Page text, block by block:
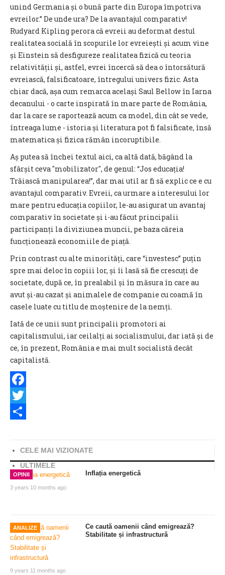
unind Germania și o bună parte din Europa împotriva
evreilor.” De unde ura? De la avantajul comparativ!
Rudyard Kipling perora că evreii au deformat destul
realitatea socială în scopurile lor evreiești și acum vine
și Einstein să desfigureze realitatea fizică cu teoria
relativității și, astfel, evrei încercă să dea o întorsătură
evreiască, falsificatoare, întregului univers fizic. Asta
chiar dacă, așa cum remarca același Saul Bellow în Iarna
decanului - o carte inspirată în mare parte de România,
dar la care se raportează acum ca model, din cât se vede,
întreaga lume - istoria și literatura pot fi falsificate, însă
matematica și fizica rămân incoruptibile.
Aș putea să închei textul aici, ca altă dată, băgând la
sfârșit ceva "mobilizator", de genul: “Jos educația!
Trăiască manipularea!”, dar mai util ar fi să explic ce e cu
avantajul comparativ. Evreii, ca urmare a interesului lor
mare pentru educația copiilor, le-au asigurat un avantaj
comparativ în societate și i-au făcut principalii
participanți la diviziunea muncii, pe baza căreia
funcționează economiile de piață.
Prin contrast cu alte minorități, care “investesc” puțin
spre mai deloc în copiii lor, și îi lasă să fie crescuți de
societate, după ce, în prealabil și în măsura în care au
avut și-au cazat și animalele de companie cu coamă în
casele luate cu titlu de moștenire de la nemți.
Iată de ce unii sunt principalii promotori ai
capitalismului, iar ceilalți ai socialismului, dar iată și de
ce, în prezent, România e mai mult socialistă decât
capitalistă.
Facebook
Twitter
CELE MAI VIZIONATE
ULTIMELE
OPINII
3 years 10 months ago
Inflația energetică
ANALIZE
9 years 11 months ago
Ce caută oamenii când emigrează?
Stabilitate și infrastructură